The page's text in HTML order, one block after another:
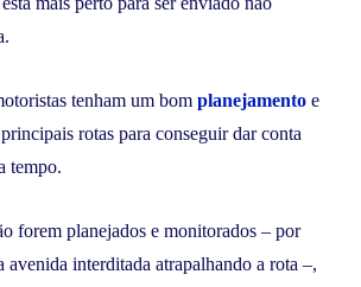
tenham um bom planejamento e
rotas para conseguir dar conta
tempo.
forem planejados e monitorados – por
avenida interditada atrapalhando a rota –,